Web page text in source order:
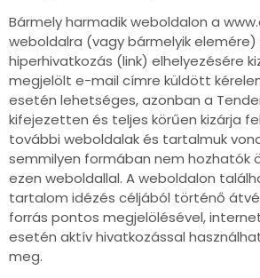
Bármely harmadik weboldalon a
weboldalra (vagy bármelyik
hiperhivatkozás (link) elhelyezésére
megjelölt e-mail címre küldött
esetén lehetséges, azonban a
kifejezetten és teljes körűen kizárja
további weboldalak és tartalmuk
semmilyen formában nem hozhatók
ezen weboldallal. A weboldalon
tartalom idézés céljából történő
forrás pontos megjelölésével,
esetén aktív hivatkozással
meg.